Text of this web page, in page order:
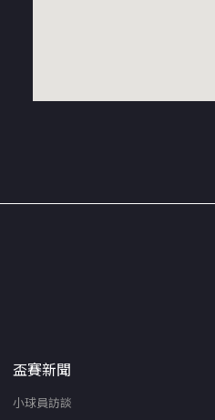
盃賽新聞
小球員訪談